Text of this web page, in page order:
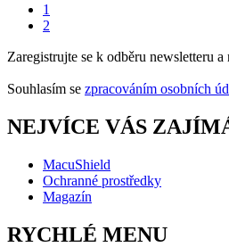
1
2
Zaregistrujte se k odběru newsletteru
Souhlasím se zpracováním osobních
NEJVÍCE VÁS
MacuShield
Ochranné prostředky
Magazín
RYCHLÉ MENU